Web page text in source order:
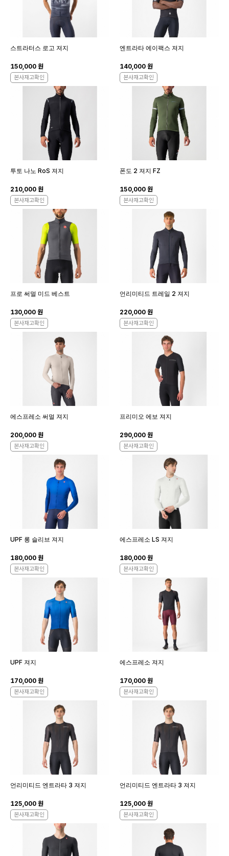
스트라터스 로고 져지
150,000 원
본사재고확인
엔트라타 에이팩스 져지
140,000 원
본사재고확인
투토 나노 RoS 져지
210,000 원
본사재고확인
폰도 2 져지 FZ
150,000 원
본사재고확인
프로 써멀 미드 베스트
130,000 원
본사재고확인
언리미티드 트레일 2 져지
220,000 원
본사재고확인
에스프레소 써멀 져지
200,000 원
본사재고확인
프리미오 에보 져지
290,000 원
본사재고확인
UPF 롱 슬리브 져지
180,000 원
본사재고확인
에스프레소 LS 져지
180,000 원
본사재고확인
UPF 져지
170,000 원
본사재고확인
에스프레소 져지
170,000 원
본사재고확인
언리미티드 엔트라타 3 져지
125,000 원
본사재고확인
언리미티드 엔트라타 3 져지
125,000 원
본사재고확인